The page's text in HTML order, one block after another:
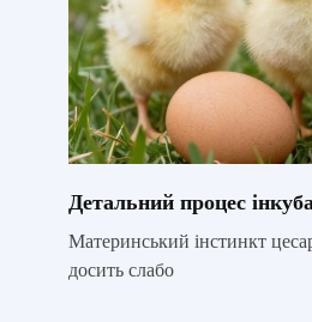
Детальний процес
Материнський інстинкт
досить слабо